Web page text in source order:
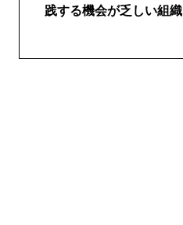
践する機会が乏しい組織